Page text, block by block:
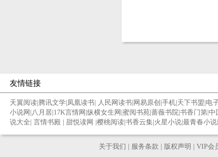
友情链接
天翼阅读 腾讯文学 凤凰读书 人民网读书 网易原创 手机 天下书盟 电
小说网 八月居 17K言情网 纵横女生网 蜜阅书苑 蔷薇书院 书香门第 中
说大全 言情书殿 甜悦读网 樱桃阅读 书香云集 火星小说 最青春小
关于我们 服务条款 版权声明
VIP会